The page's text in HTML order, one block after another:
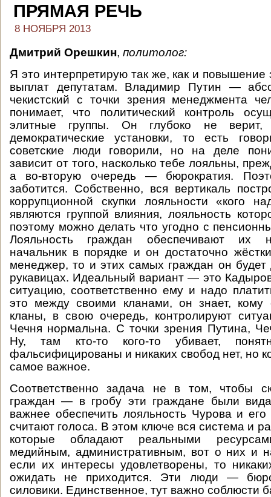
ПРЯМАЯ РЕЧЬ
8 НОЯБРЯ 2013
Дмитрий Орешкин, политолог:
Я это интерпретирую так же, как и повышение
выплат депутатам. Владимир Путин —
чекистский с точки зрения менеджмента
понимает, что политический контроль
элитные группы. Он глубоко не верит,
демократические установки, то есть
советские люди говорили, но на деле
зависит от того, насколько тебе лояльны,
а во-вторую очередь — бюрократия.
заботится. Собственно, вся вертикаль
коррупционной скупки лояльности «кого
являются группой влияния, лояльность
поэтому можно делать что угодно с
Лояльность граждан обеспечивают их
начальник в порядке и он достаточно
менеджер, то и этих самых граждан он
рукавицах. Идеальный вариант — это
ситуацию, соответственно ему и надо
это между своими кланами, он знает, кому
кланы, в свою очередь, контролируют
Чечня нормальна. С точки зрения Путина,
Ну, там кто-то кого-то убивает,
фальсифицированы и никаких свобод нет, но
самое важное.
Соответственно задача не в том, чтобы
граждан — в гробу эти граждане были
важнее обеспечить лояльность Чурова и
считают голоса. В этом ключе вся система и
которые обладают реальными
медийным, административным, вот о них и
если их интересы удовлетворены, то
ожидать не приходится. Эти люди —
силовики. Единственное, тут важно соблюсти